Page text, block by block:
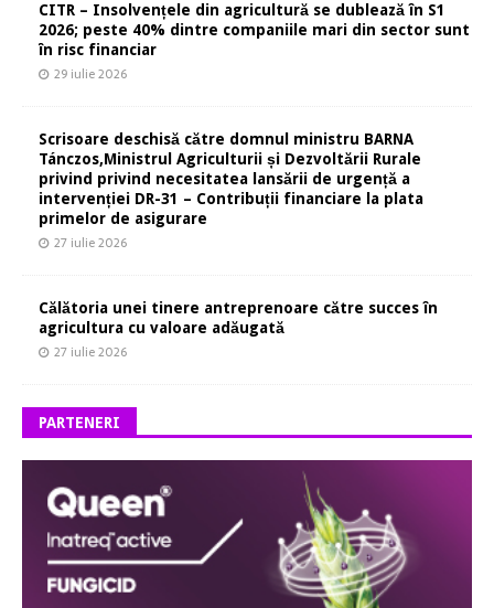
CITR – Insolvențele din agricultură se dublează în S1
2026; peste 40% dintre companiile mari din sector sunt
în risc financiar
29 iulie 2026
Scrisoare deschisă către domnul ministru BARNA
Tánczos,Ministrul Agriculturii și Dezvoltării Rurale
privind privind necesitatea lansării de urgență a
intervenției DR-31 – Contribuții financiare la plata
primelor de asigurare
27 iulie 2026
Călătoria unei tinere antreprenoare către succes în
agricultura cu valoare adăugată
27 iulie 2026
PARTENERI